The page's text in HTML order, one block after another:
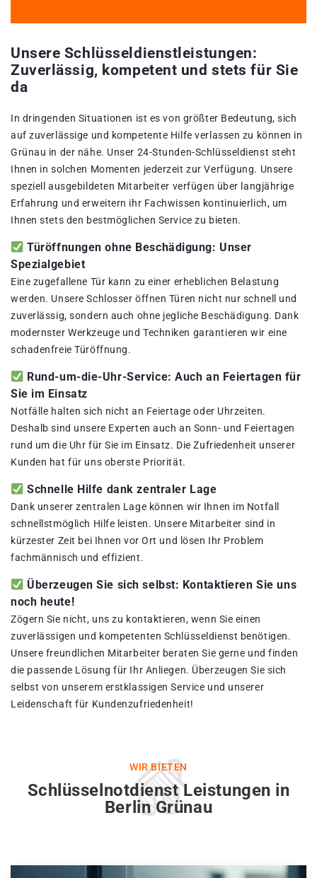
Unsere Schlüsseldienstleistungen:
Zuverlässig, kompetent und stets für Sie
da
In dringenden Situationen ist es von größter Bedeutung, sich
auf zuverlässige und kompetente Hilfe verlassen zu können in
Grünau in der nähe. Unser 24-Stunden-Schlüsseldienst steht
Ihnen in solchen Momenten jederzeit zur Verfügung. Unsere
speziell ausgebildeten Mitarbeiter verfügen über langjährige
Erfahrung und erweitern ihr Fachwissen kontinuierlich, um
Ihnen stets den bestmöglichen Service zu bieten.
Türöffnungen ohne Beschädigung: Unser
Spezialgebiet
Eine zugefallene Tür kann zu einer erheblichen Belastung
werden. Unsere Schlosser öffnen Türen nicht nur schnell und
zuverlässig, sondern auch ohne jegliche Beschädigung. Dank
modernster Werkzeuge und Techniken garantieren wir eine
schadenfreie Türöffnung.
Rund-um-die-Uhr-Service: Auch an Feiertagen für
Sie im Einsatz
Notfälle halten sich nicht an Feiertage oder Uhrzeiten.
Deshalb sind unsere Experten auch an Sonn- und Feiertagen
rund um die Uhr für Sie im Einsatz. Die Zufriedenheit unserer
Kunden hat für uns oberste Priorität.
Schnelle Hilfe dank zentraler Lage
Dank unserer zentralen Lage können wir Ihnen im Notfall
schnellstmöglich Hilfe leisten. Unsere Mitarbeiter sind in
kürzester Zeit bei Ihnen vor Ort und lösen Ihr Problem
fachmännisch und effizient.
Überzeugen Sie sich selbst: Kontaktieren Sie uns
noch heute!
Zögern Sie nicht, uns zu kontaktieren, wenn Sie einen
zuverlässigen und kompetenten Schlüsseldienst benötigen.
Unsere freundlichen Mitarbeiter beraten Sie gerne und finden
die passende Lösung für Ihr Anliegen. Überzeugen Sie sich
selbst von unserem erstklassigen Service und unserer
Leidenschaft für Kundenzufriedenheit!
WIR BIETEN
Schlüsselnotdienst Leistungen in
Berlin Grünau